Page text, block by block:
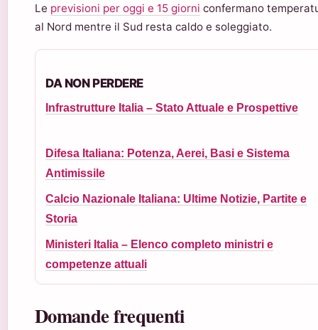
Le previsioni per oggi e 15 giorni confermano
al Nord mentre il Sud resta caldo e soleggiato.
DA NON PERDERE
Infrastrutture Italia – Stato Attuale e Prospettive
Difesa Italiana: Potenza, Aerei, Basi e Sistema
Antimissile
Calcio Nazionale Italiana: Ultime Notizie, Partite e
Storia
Ministeri Italia – Elenco completo ministri e
competenze attuali
Domande frequenti